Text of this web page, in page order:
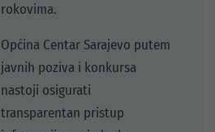
rokovima.
Općina Centar Sarajevo putem
javnih poziva i konkursa
nastoji osigurati
transparentan pristup